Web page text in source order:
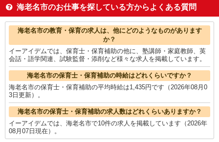
その他介護・福祉1,577円
介護職・ヘルパー 1,572円
フォークリフト1,555円
海老名市の他の職種の平均時給を見る
海老名市のお仕事を探している方からよくある質問
海老名市の教育・保育の求人は、他にどのようなものがあります
か？
イーアイデムでは、保育士・保育補助の他に、塾講師・家庭教師、英
会話・語学関連、試験監督・添削など様々な求人を掲載しています。
海老名市の保育士・保育補助の時給はどれくらいですか？
海老名市の保育士・保育補助の平均時給は1,435円です（2026年08月0
3日更新）。
海老名市の保育士・保育補助の求人数はどれくらいありますか？
イーアイデムでは、海老名市で10件の求人を掲載しています（2026年
08月07日現在）。